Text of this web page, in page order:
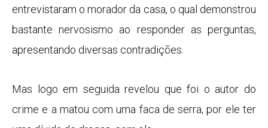
entrevistaram o morador da casa, o qual demonstrou
bastante nervosismo ao responder as perguntas,
apresentando diversas contradições.
Mas logo em seguida revelou que foi o autor do
crime e a matou com uma faca de serra, por ele ter